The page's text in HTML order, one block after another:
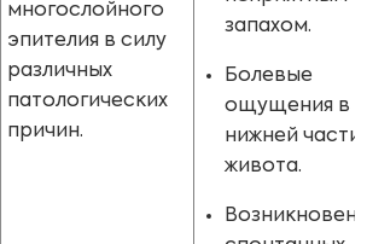
многослойного
эпителия в силу
различных
патологических
причин.
запахом.
Болевые
ощущения в
нижней части
живота.